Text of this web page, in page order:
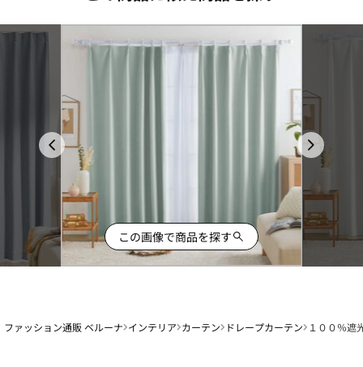
この画像で商品を探す
ファッション通販 ベルーナ インテリア カーテン ドレープカーテン １００％遮